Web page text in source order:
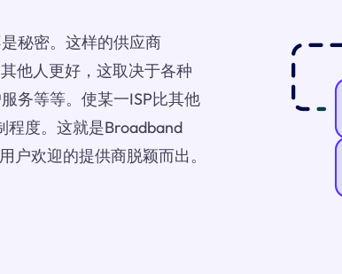
秘密。这样的供应商
他人更好，这取决于各种
务等等。使某一ISP比其他
程度。这就是Broadband
户欢迎的提供商脱颖而出。